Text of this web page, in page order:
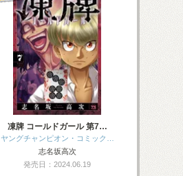
凍牌 コールドガール 第7…
ヤングチャンピオン・コミック…
志名坂高次
発売日：2024.06.19